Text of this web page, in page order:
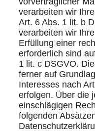
verarbeiten wir
Art. 6 Abs. 1 lit. b
verarbeiten wir
Erfüllung einer
erforderlich sind
1 lit. c DSGVO.
ferner auf
Interesses nach
erfolgen. Über die
einschlägigen
folgenden